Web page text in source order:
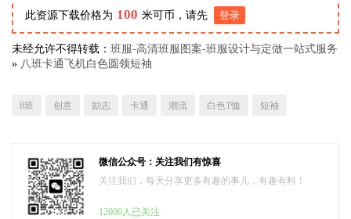
此资源下载价格为 100 米可币，请先 登录
未经允许不得转载： 班服-高清班服图案-班服设计与定做一站式服务
» 八班卡通飞机白色圆领短袖
8班 创意 励志 卡通 潮流 白色T恤 短袖
微信公众号：关注我们有惊喜
关注我们，每天分享更多有趣的事儿，有趣有料！
12000人已关注